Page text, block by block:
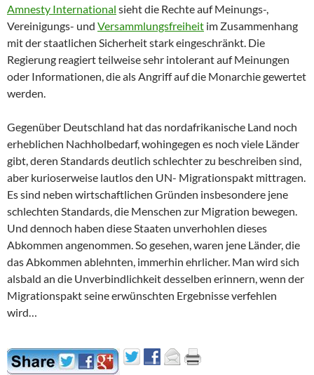
Amnesty International sieht die Rechte auf Meinungs-,
Vereinigungs- und Versammlungsfreiheit im Zusammenhang
mit der staatlichen Sicherheit stark eingeschränkt. Die
Regierung reagiert teilweise sehr intolerant auf Meinungen
oder Informationen, die als Angriff auf die Monarchie gewertet
werden.
Gegenüber Deutschland hat das nordafrikanische Land noch
erheblichen Nachholbedarf, wohingegen es noch viele Länder
gibt, deren Standards deutlich schlechter zu beschreiben sind,
aber kurioserweise lautlos den UN- Migrationspakt mittragen.
Es sind neben wirtschaftlichen Gründen insbesondere jene
schlechten Standards, die Menschen zur Migration bewegen.
Und dennoch haben diese Staaten unverhohlen dieses
Abkommen angenommen. So gesehen, waren jene Länder, die
das Abkommen ablehnten, immerhin ehrlicher. Man wird sich
alsbald an die Unverbindlichkeit desselben erinnern, wenn der
Migrationspakt seine erwünschten Ergebnisse verfehlen
wird…